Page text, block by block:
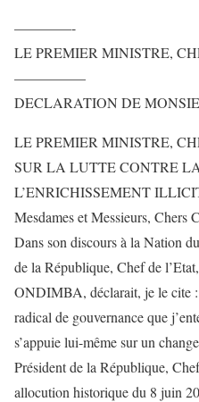
————-
LE PREMIER MINISTRE,
—————
DECLARATION DE
LE PREMIER MINISTRE,
SUR LA LUTTE CONTRE
L’ENRICHISSEMENT
Mesdames et Messieurs, Chers
Dans son discours à la Nation
de la République, Chef de
ONDIMBA, déclarait, je le cite :
radical de gouvernance que
s’appuie lui-même sur un
Président de la République,
allocution historique du 8 juin